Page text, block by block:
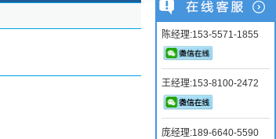
陈经理:153-5571-1855
王经理:153-8100-2472
庞经理:189-6640-5590